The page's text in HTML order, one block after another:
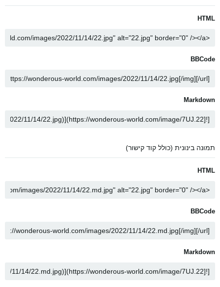
HTML
BBCode
Markdown
תמונה בינונית (כולל קוד קישור)
HTML
BBCode
Markdown